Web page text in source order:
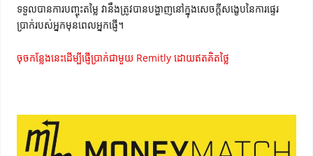
ទទួលបានការបញ្ចុះតម្លៃ វានឹងត្រូវបានបង្ហាញនៅក្នុងសេចក្តីសង្ខេបនៃការផ្ទេរ
ប្រាក់របស់អ្នកមុនពេលអ្នកផ្ញើ។
ចុចកន្លែងនេះដើម្បីផ្ញើប្រាក់ជាមួយ Remitly ដោយឥតគិតថ្លៃ